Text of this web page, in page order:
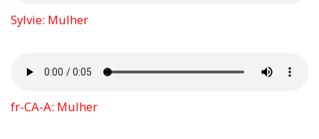
Sylvie: Mulher
fr-CA-A: Mulher